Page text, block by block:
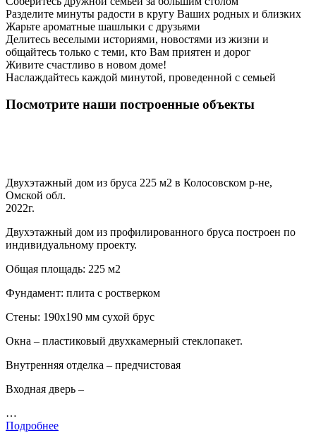
Разделите минуты радости в кругу Ваших родных и близких
Жарьте ароматные шашлыки с друзьями
Делитесь веселыми историями, новостями из жизни и
общайтесь только с теми, кто Вам приятен и дорог
Живите счастливо в новом доме!
Наслаждайтесь каждой минутой, проведенной с семьей
Посмотрите наши построенные объекты
Двухэтажный дом из бруса 225 м2 в Колосовском р-не,
Омской обл.
2022г.
Двухэтажный дом из профилированного бруса построен по
индивидуальному проекту.
Общая площадь: 225 м2
Фундамент: плита с ростверком
Стены: 190х190 мм сухой брус
Окна – пластиковый двухкамерный стеклопакет.
Внутренняя отделка – предчистовая
Входная дверь –
…
Подробнее